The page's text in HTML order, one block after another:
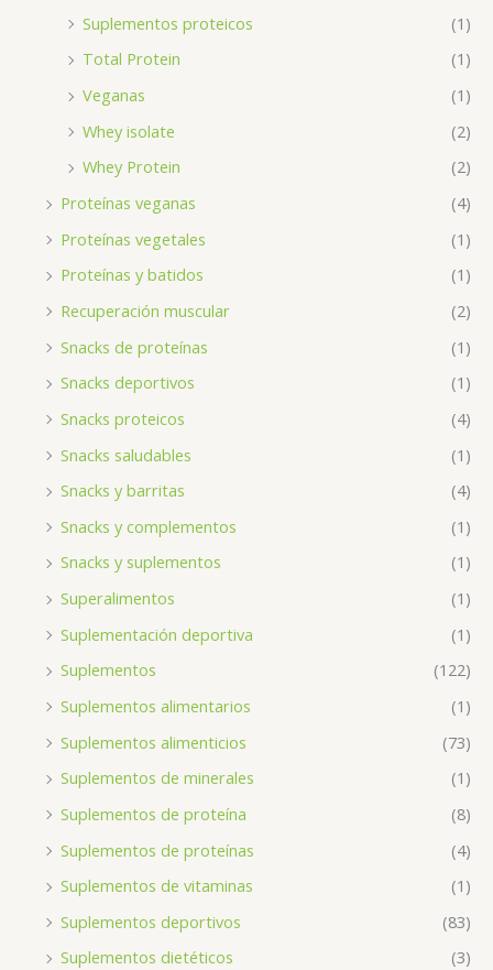
Suplementos proteicos
(1)
Total Protein
(1)
Veganas
(1)
Whey isolate
(2)
Whey Protein
(2)
Proteínas veganas
(4)
Proteínas vegetales
(1)
Proteínas y batidos
(1)
Recuperación muscular
(2)
Snacks de proteínas
(1)
Snacks deportivos
(1)
Snacks proteicos
(4)
Snacks saludables
(1)
Snacks y barritas
(4)
Snacks y complementos
(1)
Snacks y suplementos
(1)
Superalimentos
(1)
Suplementación deportiva
(1)
Suplementos
(122)
Suplementos alimentarios
(1)
Suplementos alimenticios
(73)
Suplementos de minerales
(1)
Suplementos de proteína
(8)
Suplementos de proteínas
(4)
Suplementos de vitaminas
(1)
Suplementos deportivos
(83)
Suplementos dietéticos
(3)